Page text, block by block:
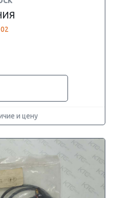
и цену